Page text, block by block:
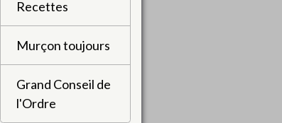
Recettes
Murçon toujours
Grand Conseil de
l'Ordre